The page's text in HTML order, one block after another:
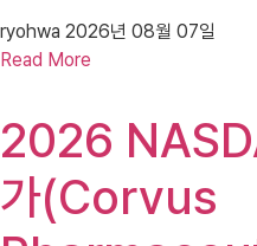
ryohwa 2026년 08월 07일
Read More
2026
가(Corvus